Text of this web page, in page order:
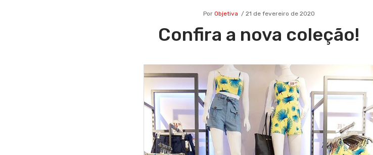
Por Objetiva 21 de fevereiro de 2020
Confira a nova coleção!